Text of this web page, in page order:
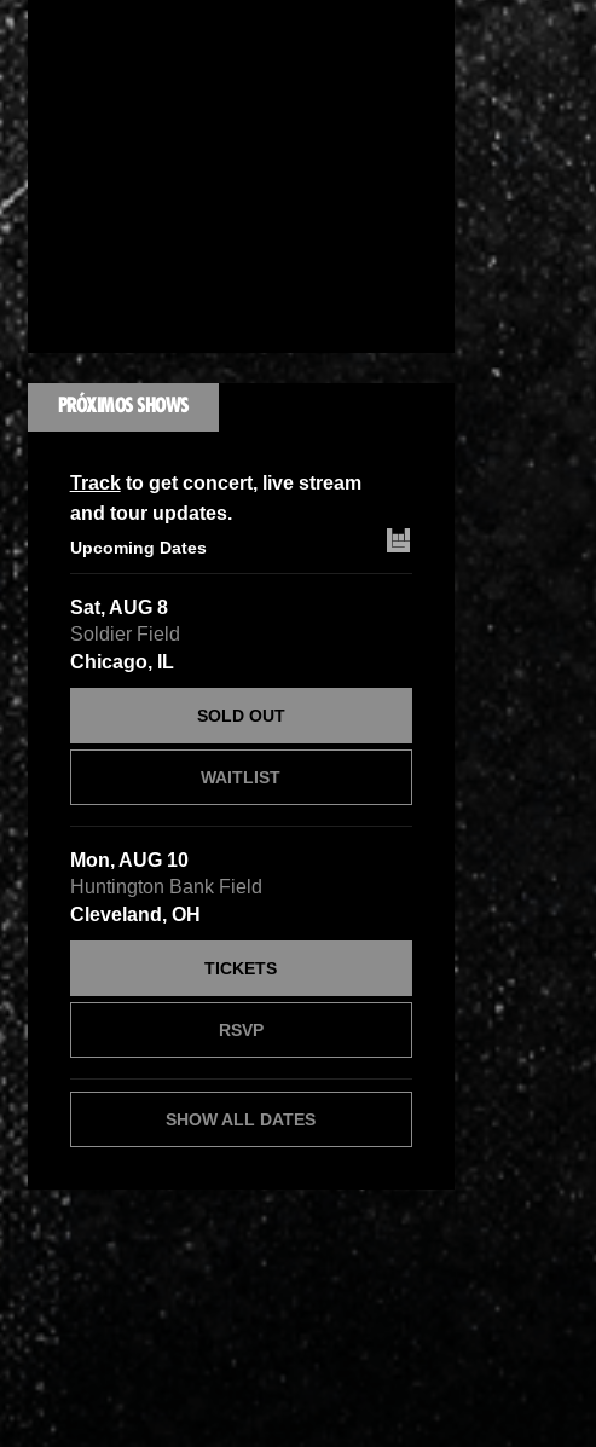
PRÓXIMOS SHOWS
Trackto get concert, live stream
and tour updates.
Upcoming Dates
Sat, AUG 8
Soldier Field
Chicago, IL
WAITLIST
SOLD OUT
Mon, AUG 10
Huntington Bank Field
Cleveland, OH
RSVP
TICKETS
SHOW ALL DATES